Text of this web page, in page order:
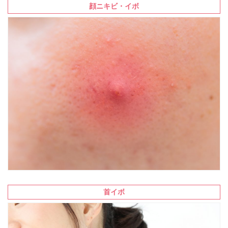
顔ニキビ・イボ
首イボ